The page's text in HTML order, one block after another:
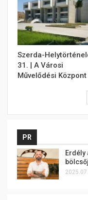
Szerda-
31. | A Városi
Művelődési Központ
PR
Erdély